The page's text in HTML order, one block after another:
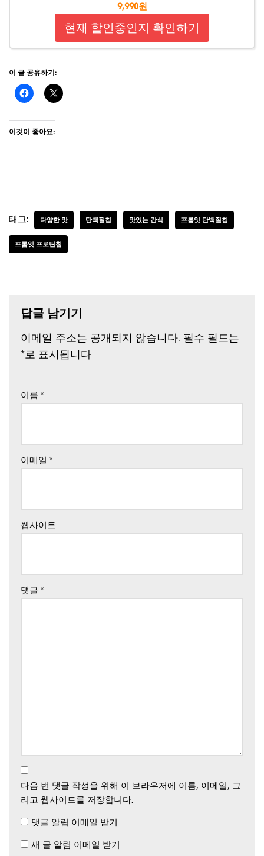
9,990원
현재 할인중인지 확인하기
이 글 공유하기:
이것이 좋아요:
태그: 다양한 맛 단백질칩 맛있는 간식 프롬잇 단백질칩
프롬잇 프로틴칩
답글 남기기
이메일 주소는 공개되지 않습니다. 필수 필드는
*로 표시됩니다
이름 *
이메일 *
웹사이트
댓글 *
다음 번 댓글 작성을 위해 이 브라우저에 이름, 이메일, 그
리고 웹사이트를 저장합니다.
댓글 알림 이메일 받기
새 글 알림 이메일 받기